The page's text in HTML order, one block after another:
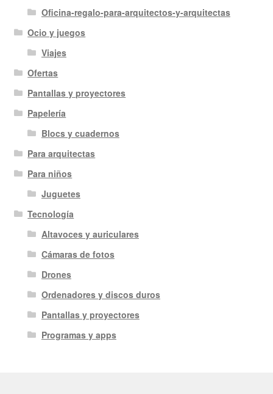
Oficina-regalo-para-arquitectos-y-arquitectas
Ocio y juegos
Viajes
Ofertas
Pantallas y proyectores
Papelería
Blocs y cuadernos
Para arquitectas
Para niños
Juguetes
Tecnología
Altavoces y auriculares
Cámaras de fotos
Drones
Ordenadores y discos duros
Pantallas y proyectores
Programas y apps